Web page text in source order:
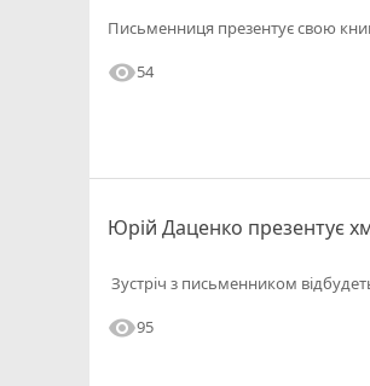
Письменниця презентує свою
visibility54
Юрій Даценко презентує
Зустріч з письменником
visibility95